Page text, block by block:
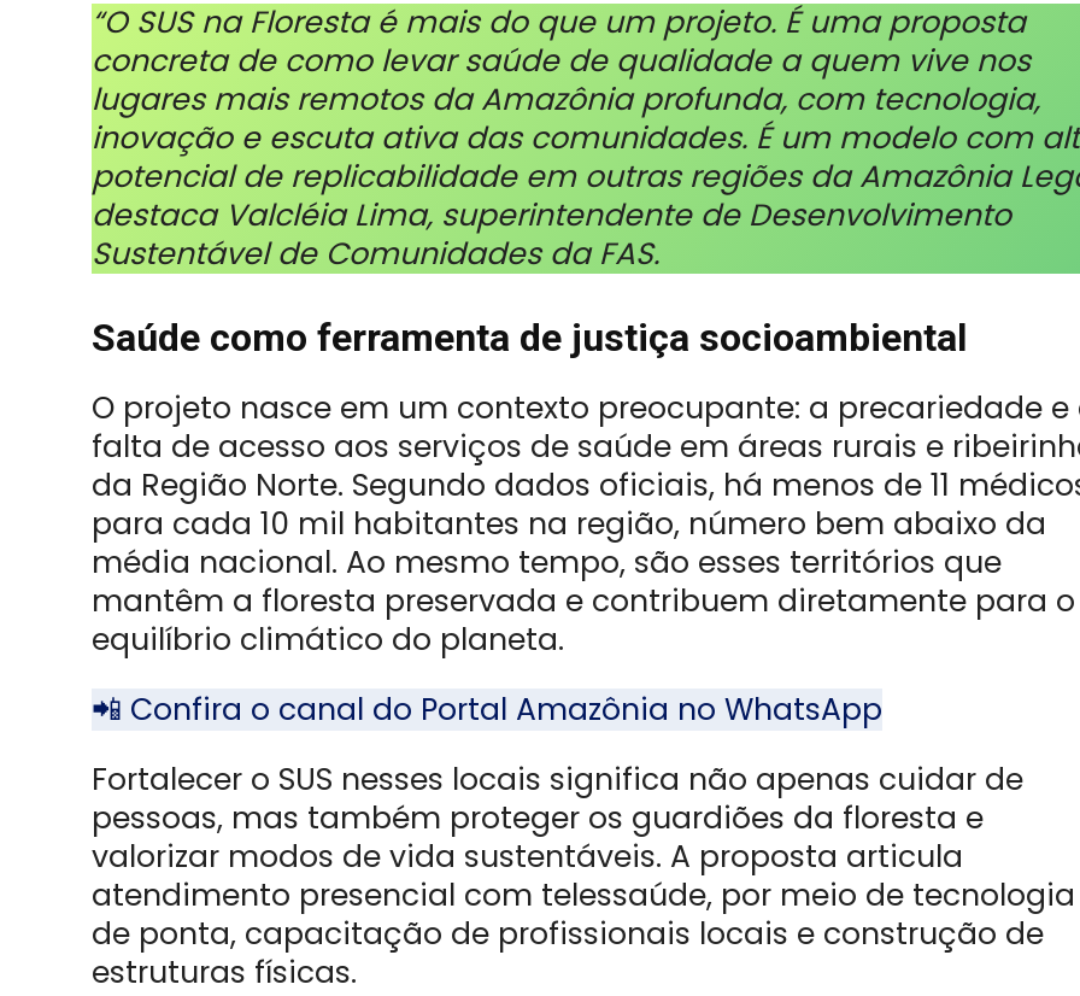
“O SUS na Floresta é mais do que um projeto. É uma proposta
concreta de como levar saúde de qualidade a quem vive nos
lugares mais remotos da Amazônia profunda, com tecnologia,
inovação e escuta ativa das comunidades. É um modelo com
potencial de replicabilidade em outras regiões da Amazônia
destaca Valcléia Lima, superintendente de Desenvolvimento
Sustentável de Comunidades da FAS.
Saúde como ferramenta de justiça socioambiental
O projeto nasce em um contexto preocupante: a precariedade e
falta de acesso aos serviços de saúde em áreas rurais e
da Região Norte. Segundo dados oficiais, há menos de 11
para cada 10 mil habitantes na região, número bem abaixo da
média nacional. Ao mesmo tempo, são esses territórios que
mantêm a floresta preservada e contribuem diretamente para o
equilíbrio climático do planeta.
📲 Confira o canal do Portal Amazônia no WhatsApp
Fortalecer o SUS nesses locais significa não apenas cuidar de
pessoas, mas também proteger os guardiões da floresta e
valorizar modos de vida sustentáveis. A proposta articula
atendimento presencial com telessaúde, por meio de tecnologia
de ponta, capacitação de profissionais locais e construção de
estruturas físicas.